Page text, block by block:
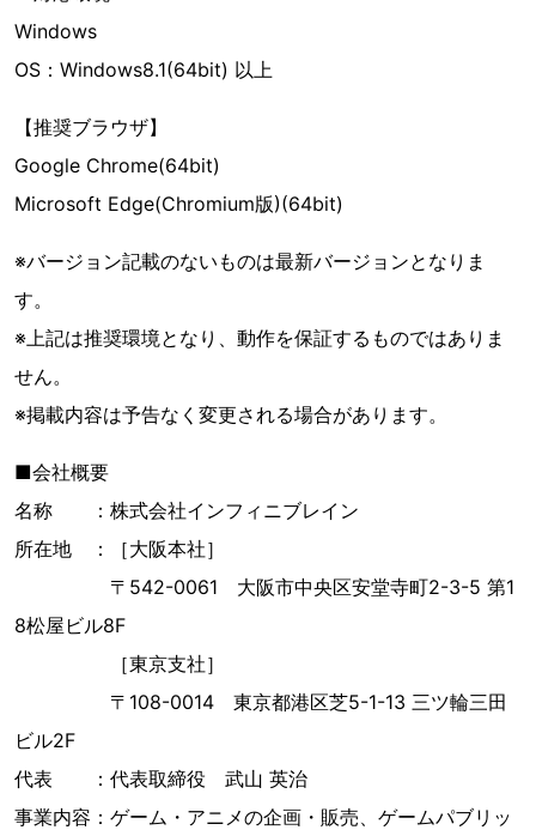
Windows
OS：Windows8.1(64bit) 以上
【推奨ブラウザ】
Google Chrome(64bit)
Microsoft Edge(Chromium版)(64bit)
※バージョン記載のないものは最新バージョンとなりま
す。
※上記は推奨環境となり、動作を保証するものではありま
せん。
※掲載内容は予告なく変更される場合があります。
■会社概要
名称 ：株式会社インフィニブレイン
所在地 ：［大阪本社］
〒542-0061 大阪市中央区安堂寺町2-3-5 第1
8松屋ビル8F
［東京支社］
〒108-0014 東京都港区芝5-1-13 三ツ輪三田
ビル2F
代表 ：代表取締役 武山 英治
事業内容：ゲーム・アニメの企画・販売、ゲームパブリッ